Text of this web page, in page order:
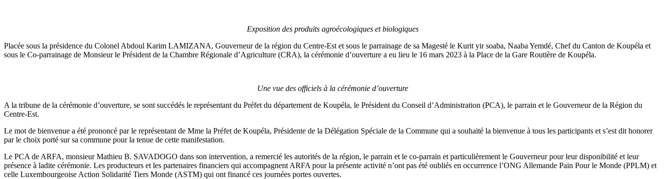
Exposition des produits agroécologiques et biologiques
Placée sous la présidence du Colonel Abdoul Karim LAMIZANA, Gouverneur de la région du Centre-Est et sous le parrainage de sa Magesté le Kurit yir soaba, Naaba Yemdé, Chef du Canton de Koupéla et
sous le Co-parrainage de Monsieur le Président de la Chambre Régionale d’Agriculture (CRA), la cérémonie d’ouverture a eu lieu le 16 mars 2023 à la Place de la Gare Routière de Koupéla.
Une vue des officiels à la cérémonie d’ouverture
A la tribune de la cérémonie d’ouverture, se sont succédés le représentant du Préfet du département de Koupéla, le Président du Conseil d’Administration (PCA), le parrain et le Gouverneur de la Région du
Centre-Est.
Le mot de bienvenue a été prononcé par le représentant de Mme la Préfet de Koupéla, Présidente de la Délégation Spéciale de la Commune qui a souhaité la bienvenue à tous les participants et s’est dit honorer
par le choix porté sur sa commune pour la tenue de cette manifestation.
Le PCA de ARFA, monsieur Mathieu B. SAVADOGO dans son intervention, a remercié les autorités de la région, le parrain et le co-parrain et particulièrement le Gouverneur pour leur disponibilité et leur
présence à ladite cérémonie. Les producteurs et les partenaires financiers qui accompagnent ARFA pour la présente activité n’ont pas été oubliés en occurrence l’ONG Allemande Pain Pour le Monde (PPLM) et
celle Luxembourgeoise Action Solidarité Tiers Monde (ASTM) qui ont financé ces journées portes ouvertes.